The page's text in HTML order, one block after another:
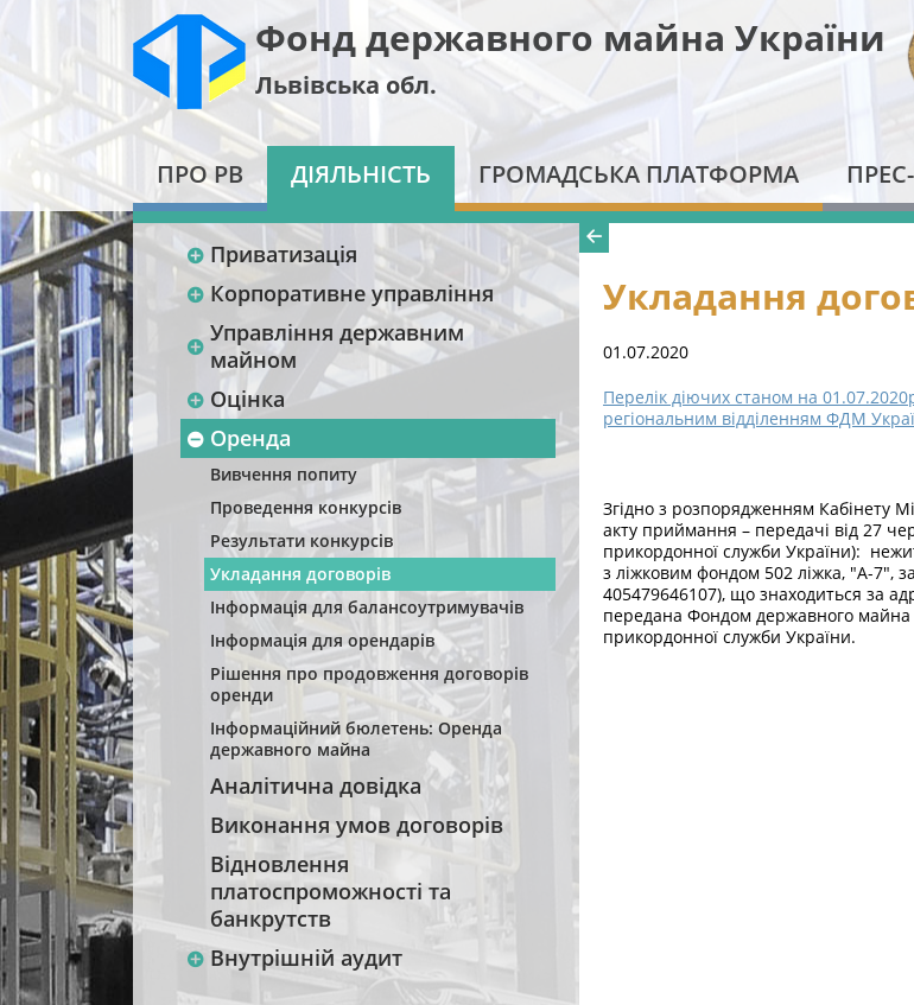
Фонд державного майна України
Львівська обл.
ПРО РВ ДІЯЛЬНІСТЬ ГРОМАДСЬКА ПЛАТФОРМА
Приватизація
Корпоративне управління
Управління державним
майном
Оцінка
Оренда
Вивчення попиту
Проведення конкурсів
Результати конкурсів
Укладання договорів
Інформація для балансоутримувачів
Інформація для орендарів
Рішення про продовження договорів
оренди
Інформаційний бюлетень: Оренда
державного майна
Аналітична довідка
Виконання умов договорів
Відновлення
платоспроможності та
банкрутств
Внутрішній аудит
Укладання
01.07.2020
Перелік діючих станом на
регіональним відділенням ФДМ
Згідно з розпорядженням Кабінету
акту приймання – передачі від 27
прикордонної служби України):
з ліжковим фондом 502 ліжка, "А-7",
405479646107), що знаходиться за
передана Фондом державного майна
прикордонної служби України.